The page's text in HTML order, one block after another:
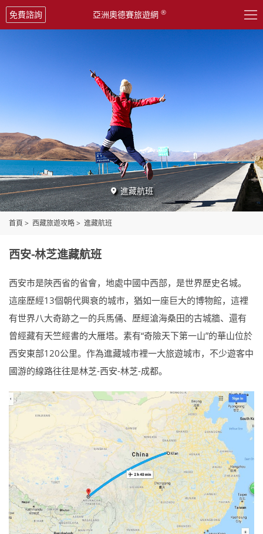

免費諮詢 亞洲奧德賽旅遊網 ®
 進藏航班
首頁 > 西藏旅遊攻略> 進藏航班
西安-林芝進藏航班
西安市是陝西省的省會，地處中國中西部，是世界歷史名城。
這座歷經13個朝代興衰的城市，猶如一座巨大的博物館，這裡
有世界八大奇跡之一的兵馬俑、歷經滄海桑田的古城牆、還有
曾經藏有天竺經書的大雁塔。素有“奇險天下第一山”的華山位於
西安東部120公里。作為進藏城市裡一大旅遊城市，不少遊客中
國游的線路往往是林芝-西安-林芝-成都。